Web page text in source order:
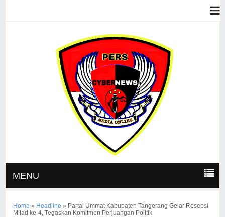
MENU
Home » Headline » Partai Ummat Kabupaten Tangerang Gelar Resepsi
Milad ke-4, Tegaskan Komitmen Perjuangan Politik